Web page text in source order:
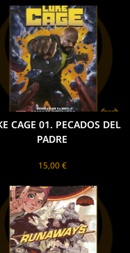
CAGE 01. PECADOS DEL
PADRE
15,00€